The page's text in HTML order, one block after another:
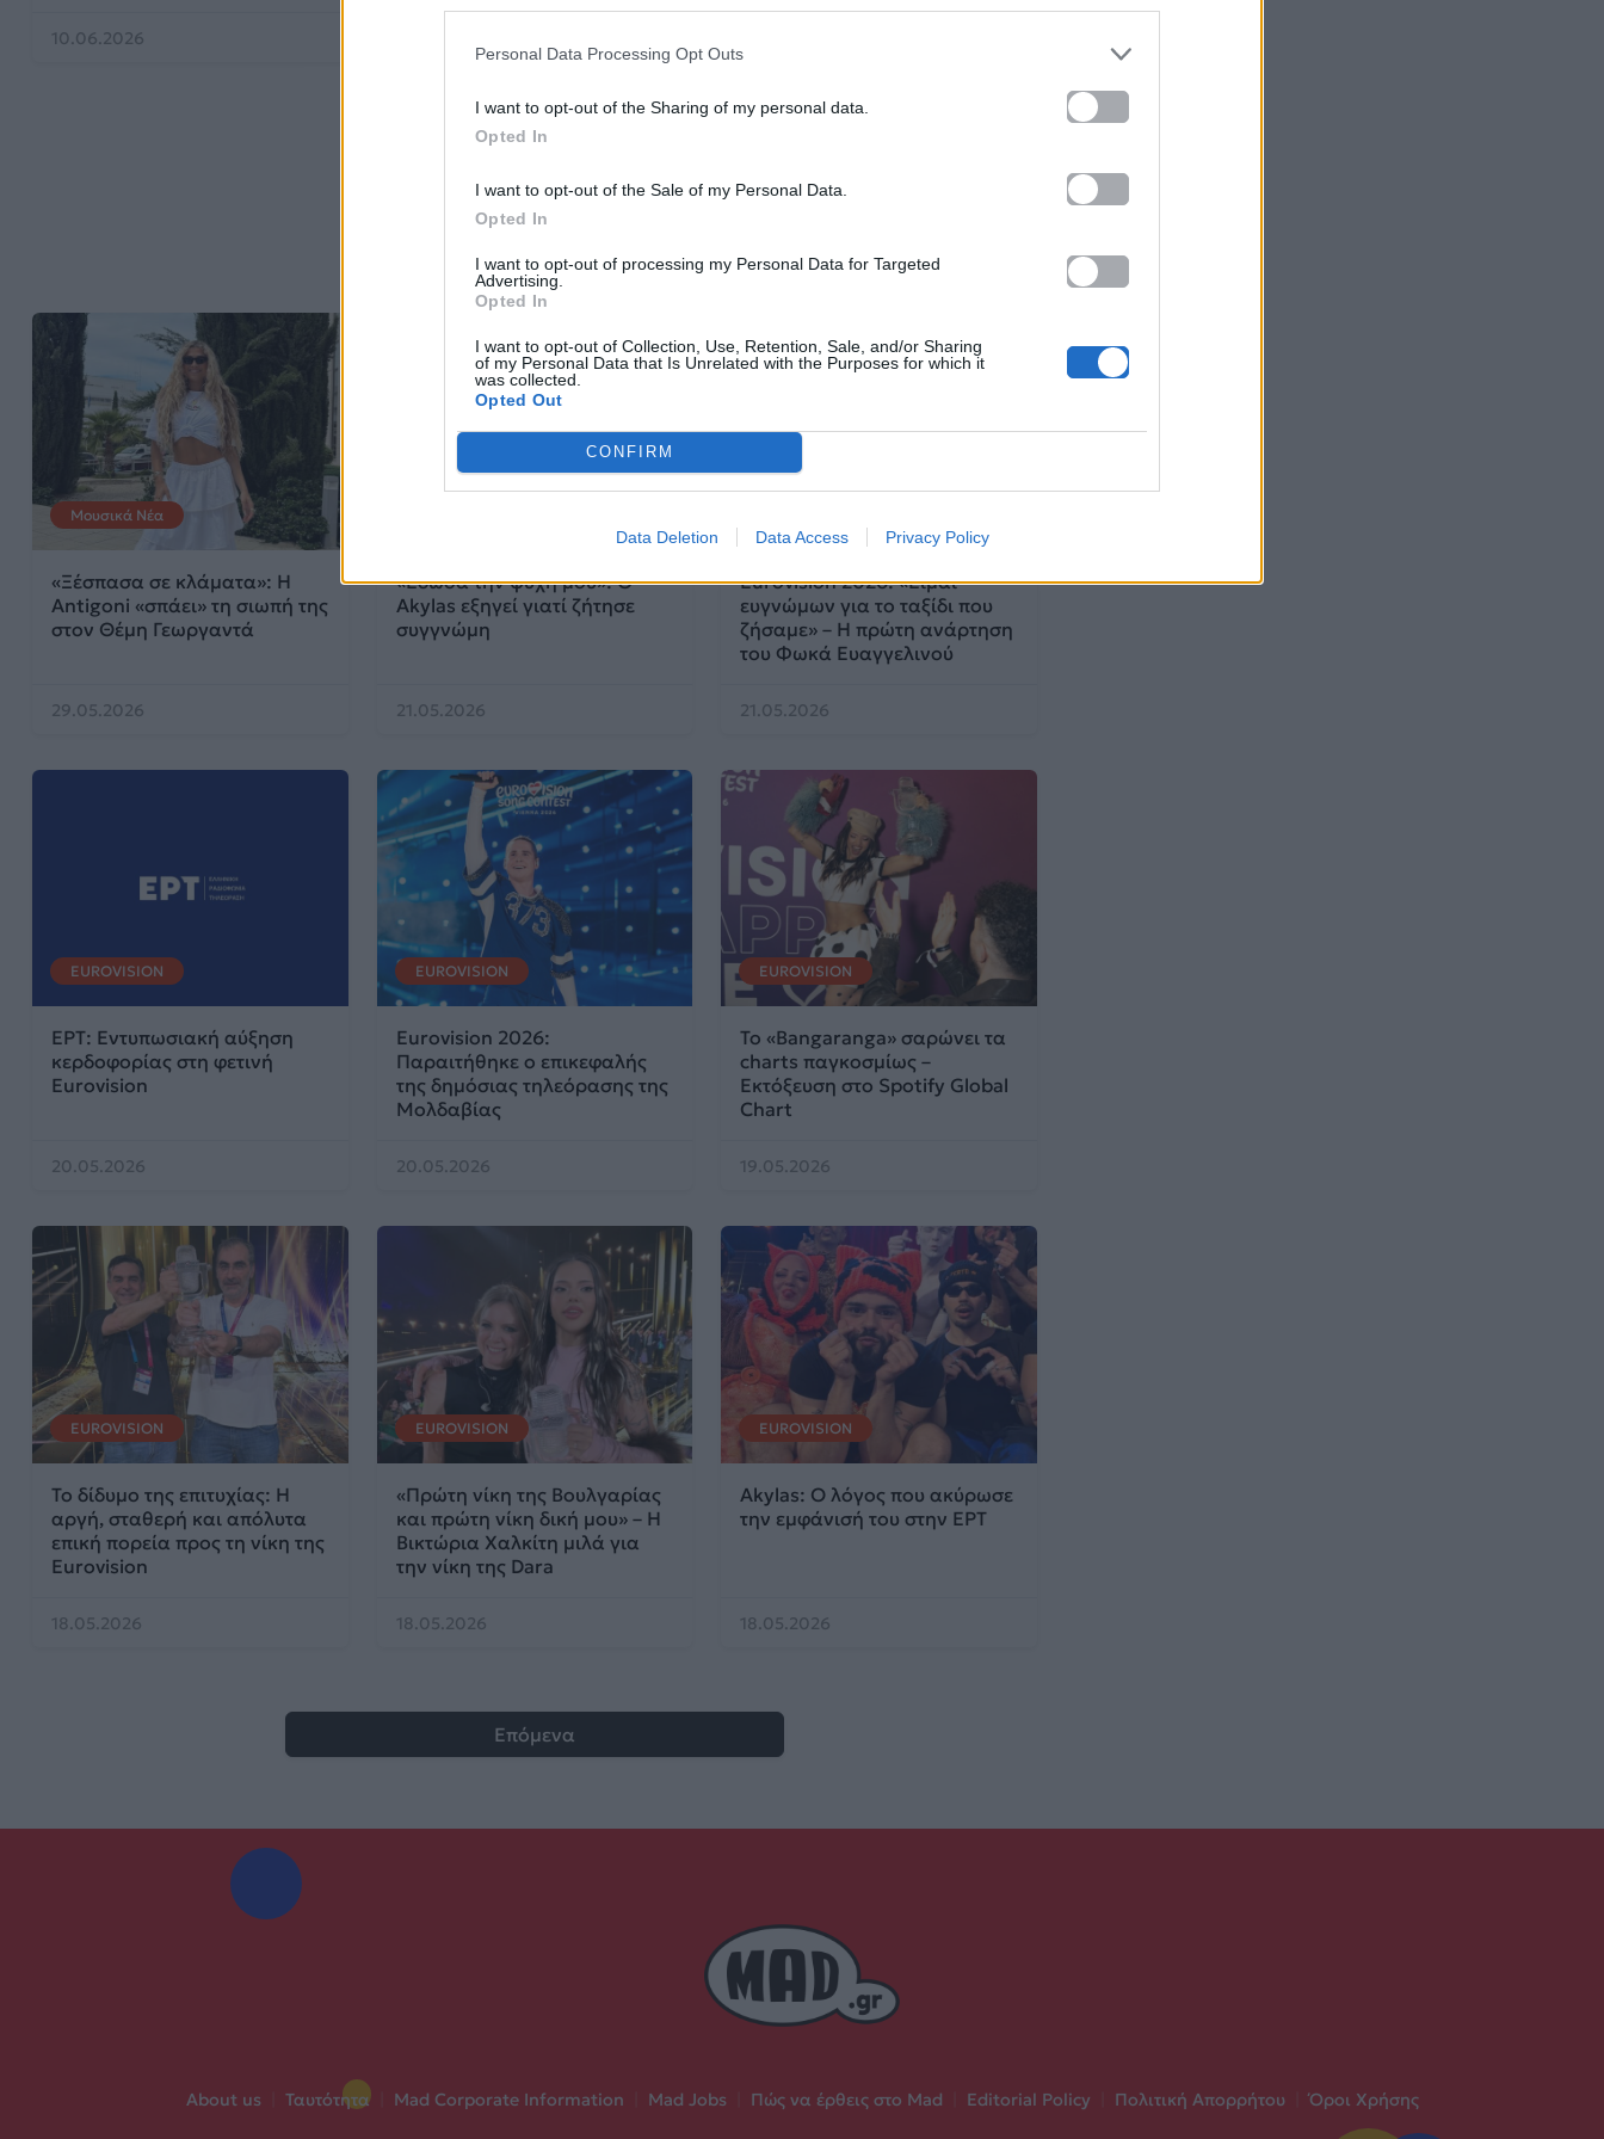
Personal Data Processing Opt Outs
I want to opt-out of the Sharing of my personal data.
Opted In
I want to opt-out of the Sale of my Personal Data.
Opted In
I want to opt-out of processing my Personal Data for Targeted
Advertising.
Opted In
I want to opt-out of Collection, Use, Retention, Sale, and/or Sharing
of my Personal Data that Is Unrelated with the Purposes for which it
was collected.
Opted Out
CONFIRM
Data Deletion Data Access Privacy Policy
10.06.2026
Μουσικά Νέα
«Ξέσπασα σε κλάματα»: Η
Antigoni «σπάει» τη σιωπή της
στον Θέμη Γεωργαντά
29.05.2026
«Έδωσα την ψυχή μου»: Ο
Akylas εξηγεί γιατί ζήτησε
συγγνώμη
21.05.2026
Eurovision 2026: «Είμαι
ευγνώμων για το ταξίδι που
ζήσαμε» – Η πρώτη ανάρτηση
του Φωκά Ευαγγελινού
21.05.2026
EUROVISION
ΕΡΤ: Εντυπωσιακή αύξηση
κερδοφορίας στη φετινή
Eurovision
20.05.2026
EUROVISION
Eurovision 2026:
Παραιτήθηκε ο επικεφαλής
της δημόσιας τηλεόρασης της
Μολδαβίας
20.05.2026
EUROVISION
Το «Bangaranga» σαρώνει τα
charts παγκοσμίως –
Εκτόξευση στο Spotify Global
Chart
19.05.2026
EUROVISION
Το δίδυμο της επιτυχίας: Η
αργή, σταθερή και απόλυτα
επική πορεία προς τη νίκη της
Eurovision
18.05.2026
EUROVISION
«Πρώτη νίκη της Βουλγαρίας
και πρώτη νίκη δική μου» – Η
Βικτώρια Χαλκίτη μιλά για
την νίκη της Dara
18.05.2026
EUROVISION
Akylas: Ο λόγος που ακύρωσε
την εμφάνισή του στην ΕΡΤ
18.05.2026
Επόμενα
About us Ταυτότητα Mad Corporate Information Mad Jobs Πώς να έρθεις στο Mad Editorial Policy Πολιτική Απορρήτου Όροι Χρήσης